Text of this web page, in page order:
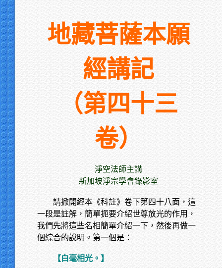
地藏菩薩本願
經講記
（第四十三
卷）
淨空法師主講
新加坡淨宗學會錄影室
請掀開經本《科註》卷下第四十八面，這
一段是註解，簡單扼要介紹世尊放光的作用，
我們先將這些名相簡單介紹一下，然後再做一
個綜合的說明。第一個是：
【白毫相光。】